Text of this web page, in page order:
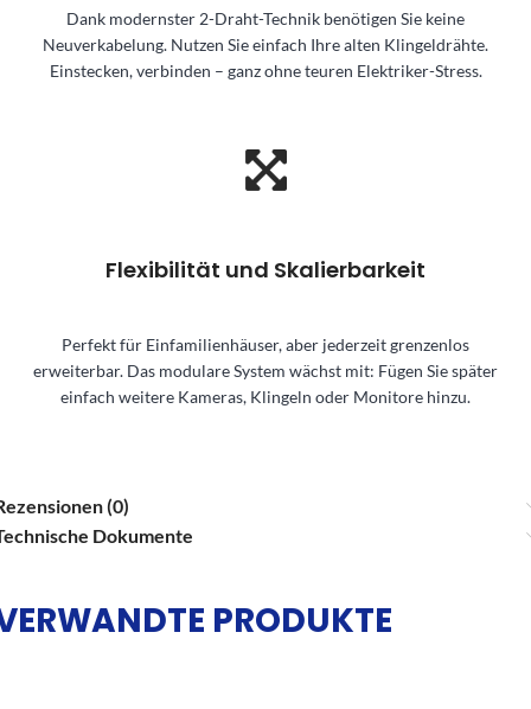
Dank modernster 2-Draht-Technik benötigen Sie keine
Neuverkabelung. Nutzen Sie einfach Ihre alten Klingeldrähte.
Einstecken, verbinden – ganz ohne teuren Elektriker-Stress.
Flexibilität und Skalierbarkeit
Perfekt für Einfamilienhäuser, aber jederzeit grenzenlos
erweiterbar. Das modulare System wächst mit: Fügen Sie später
einfach weitere Kameras, Klingeln oder Monitore hinzu.
(0)
Dokumente
PRODUKTE